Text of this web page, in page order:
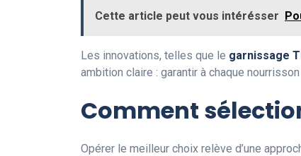
Cette article peut vous intérésser
Les innovations, telles que le garnissage
ambition claire : garantir à chaque nourrisson
Comment
Opérer le meilleur choix relève d’une